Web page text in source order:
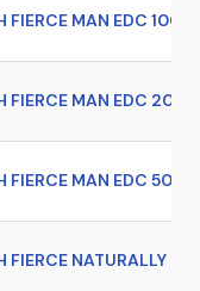
FIERCE MAN EDC 100
FIERCE MAN EDC 200
FIERCE MAN EDC 50
FIERCE NATURALLY